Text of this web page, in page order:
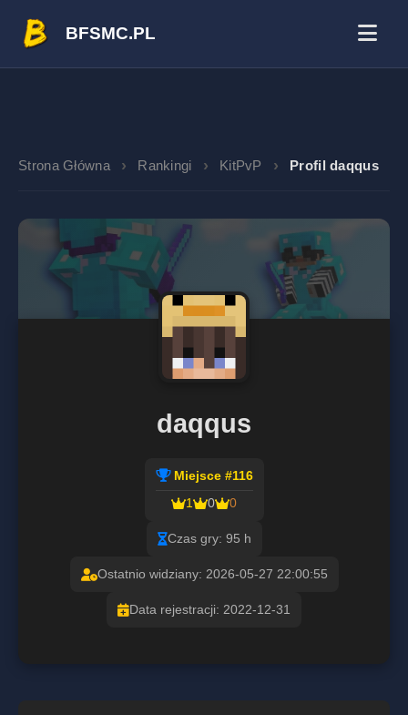
BFSMC.PL
Strona Główna Rankingi KitPvP Profil daqqus
daqqus
Miejsce #116
1
0 0
Czas gry: 95 h
Ostatnio widziany: 2026-05-27 22:00:55
Data rejestracji: 2022-12-31